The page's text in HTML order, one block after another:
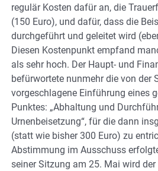
regulär Kosten dafür an, die
(150 Euro), und dafür, dass die
durchgeführt und geleitet wird
Diesen Kostenpunkt empfand
als sehr hoch. Der Haupt- und
befürwortete nunmehr die von der
vorgeschlagene Einführung eines
Punktes: „Abhaltung und
Urnenbeisetzung“, für die dann
(statt wie bisher 300 Euro) zu
Abstimmung im Ausschuss
seiner Sitzung am 25. Mai wird